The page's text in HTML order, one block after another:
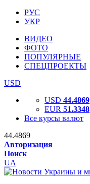
РУС
УКР
ВИДЕО
ФОТО
ПОПУЛЯРНЫЕ
СПЕЦПРОЕКТЫ
USD
USD 44.4869
EUR 51.3348
Все курсы валют
44.4869
Авторизация
Поиск
UA